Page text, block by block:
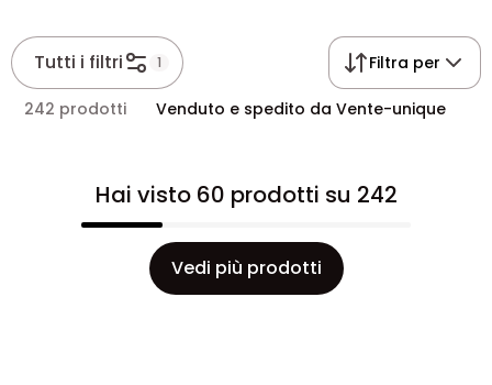
Tutti i filtri 1 Filtra per
242 prodotti Venduto e spedito da Vente-unique
Hai visto 60 prodotti su 242
Vedi più prodotti